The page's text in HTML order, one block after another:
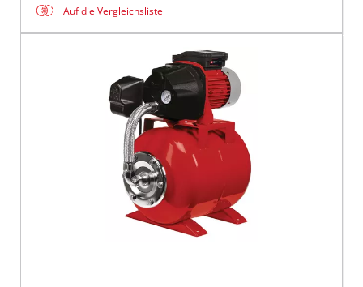
Auf die Vergleichsliste